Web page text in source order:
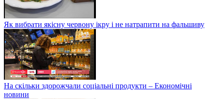
Як вибрати якісну червону ікру і не натрапити на фальшиву
На скільки здорожчали соціальні продукти – Економічні
новини